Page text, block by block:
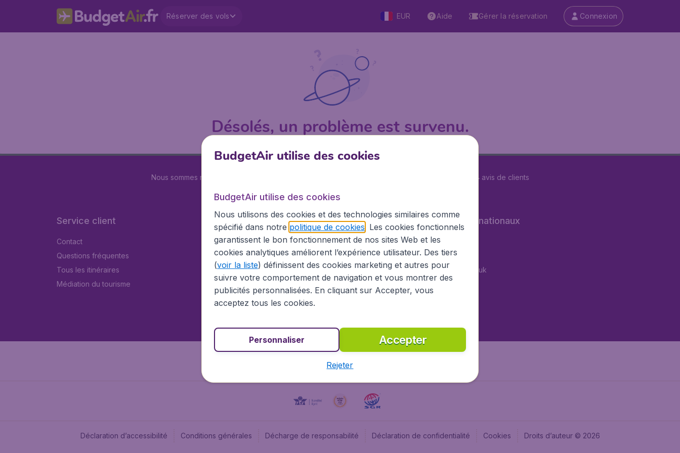
Réserver des vols EUR Aide Gérer la réservation Connexion
Désolés, un problème est survenu.
Nous sommes notés 29614avis de clients
Service client
Contact
Questions fréquentes
Tous les itinéraires
Médiation du tourisme
BudgetAir.fr
À propos
Information Légale
Carrières
Devenez partenaire
Vols pas chers
Sites internationaux
BudgetAir.es
BudgetAir.it
BudgetAir.co.uk
Déclaration d’accessibilité Conditions générales Décharge de responsabilité Déclaration de confidentialité Cookies Droits d’auteur © 2026
BudgetAir utilise des cookies
BudgetAir utilise des cookies
Nous utilisons des cookies et des technologies similaires comme
spécifié dans notre politique de cookies . Les cookies fonctionnels
garantissent le bon fonctionnement de nos sites Web et les
cookies analytiques améliorent l’expérience utilisateur. Des tiers
(voir la liste) définissent des cookies marketing et autres pour
suivre votre comportement de navigation et vous montrer des
publicités personnalisées. En cliquant sur Accepter, vous
acceptez tous les cookies.
Accepter
Personnaliser
Rejeter